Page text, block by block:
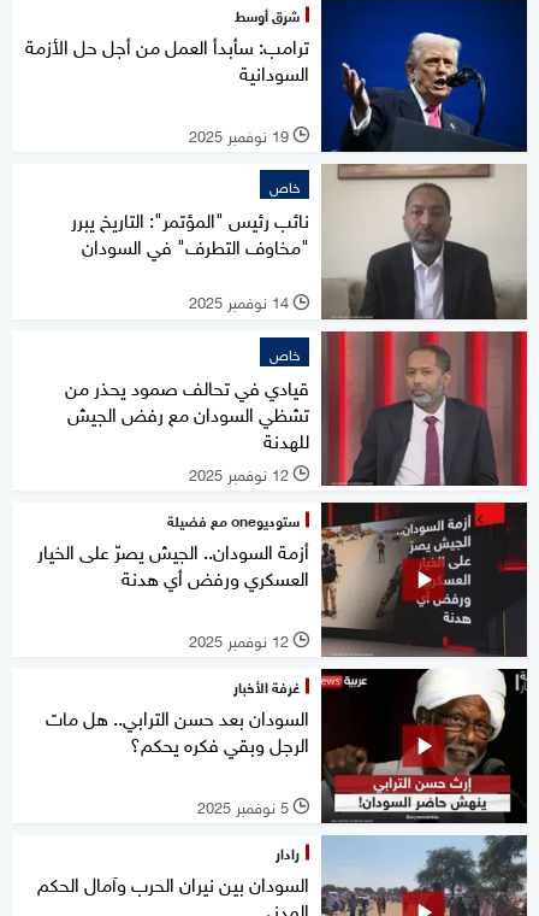
شرق أوسط
ترامب: سأبدأ العمل من أجل حل الأزمة
السودانية
l 19 نوفمبر 2025
خاص
نائب رئيس "المؤتمر": التاريخ يبرر
"مخاوف التطرف" في السودان
l 14 نوفمبر 2025
خاص
قيادي في تحالف صمود يحذر من
تشظي السودان مع رفض الجيش
للهدنة
l 12 نوفمبر 2025
ستوديوone مع فضيلة
أزمة السودان.. الجيش يصرّ على الخيار
العسكري ورفض أي هدنة
l 12 نوفمبر 2025
غرفة الأخبار
السودان بعد حسن الترابي.. هل مات
الرجل وبقي فكره يحكم؟
l 5 نوفمبر 2025
رادار
السودان بين نيران الحرب وآمال الحكم
المدني